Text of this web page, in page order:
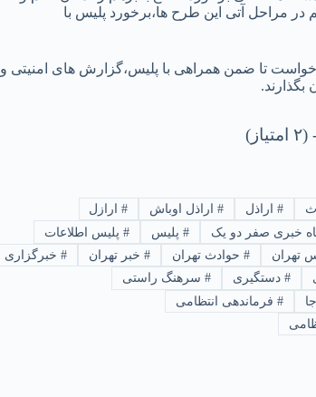
مراحل آتی این طرح ها،برخورد پلیس با
تا ضمن همراهی با پلیس،گزارش های امنیتی و
# اراذل #اراذل اوباش #ارازل
خبری صفر دو یک # پلیس #پلیس اطلاعات
تهران # حوادث تهران # خبر تهران #خبرگزاری
# دستگیری # سرهنگ راستی
# فرماندهی انتظامی